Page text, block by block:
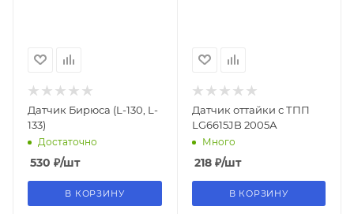
Датчик Бирюса (L-130, L-
133)
Достаточно
530 ₽/шт
В КОРЗИНУ
Датчик оттайки с ТПП
LG6615JB 2005А
Много
218₽/шт
В КОРЗИНУ